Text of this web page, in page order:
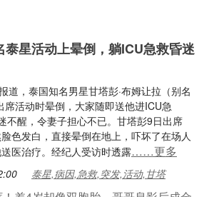
泰星活动上晕倒，躺ICU急救昏迷
道，泰国知名男星甘塔彭·布姆让拉（别名
席活动时晕倒，大家随即送他进ICU急
不醒，令妻子担心不已。甘塔彭9日出席
色发白，直接晕倒在地上，吓坏了在场人
医治疗。经纪人受访时透露……更多
泰星,病因,急救,突发,活动,甘塔